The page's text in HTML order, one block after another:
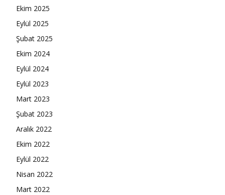
Ekim 2025
Eylül 2025
Şubat 2025
Ekim 2024
Eylül 2024
Eylül 2023
Mart 2023
Şubat 2023
Aralık 2022
Ekim 2022
Eylül 2022
Nisan 2022
Mart 2022